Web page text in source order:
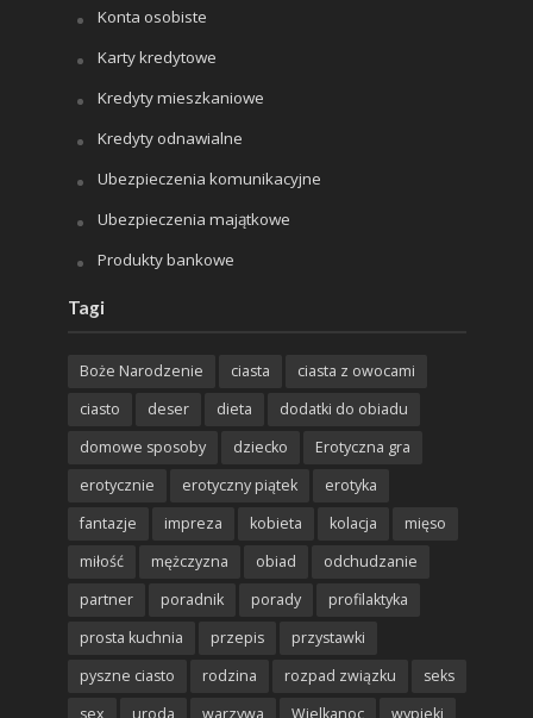
Konta osobiste
Karty kredytowe
Kredyty mieszkaniowe
Kredyty odnawialne
Ubezpieczenia komunikacyjne
Ubezpieczenia majątkowe
Produkty bankowe
Tagi
Boże Narodzenie ciasta
ciasta z owocami
ciasto
deser dieta
dodatki do obiadu
domowe sposoby
dziecko
Erotyczna gra
erotycznie
erotyczny piątek
erotyka
fantazje
impreza kobieta kolacja
mięso
miłość
mężczyzna obiad
odchudzanie
partner
poradnik porady
profilaktyka
prosta kuchnia
przepis
przystawki
pyszne ciasto
rodzina rozpad związku
seks
sex
uroda warzywa Wielkanoc
wypieki